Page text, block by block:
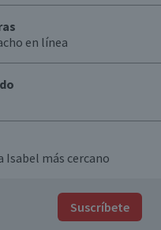
en línea
Isabel más cercano
Suscríbete